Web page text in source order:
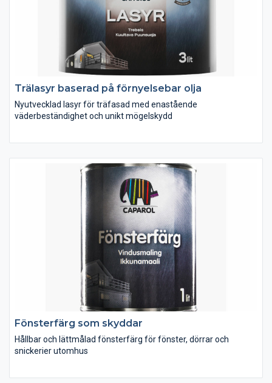
Trälasyr baserad på förnyelsebar olja
Nyutvecklad lasyr för träfasad med enastående
väderbeständighet och unikt mögelskydd
enastående sätt bevarar den nymålade känslan länge. Caparol
Trälasyr är dessutom försedd med Caparol unika 3-stegs skydd
mot påväxt av alger och mögel.
Fönsterfärg som skyddar
Hållbar och lättmålad fönsterfärg för fönster, dörrar och
snickerier utomhus